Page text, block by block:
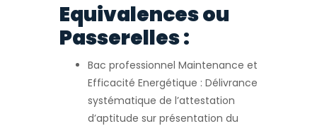
Equivalences ou
Passerelles :
Bac professionnel Maintenance et
Efficacité Energétique : Délivrance
systématique de l’attestation
d’aptitude sur présentation du